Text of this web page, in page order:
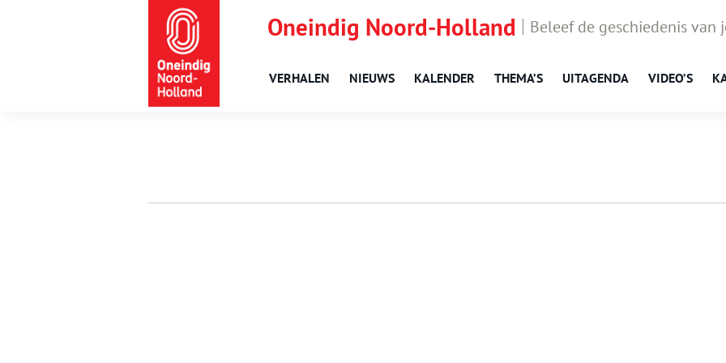
Oneindig Noord-Holland Beleef de geschiedenis van
VERHALEN NIEUWS KALENDER THEMA’S UITAGENDA VIDEO’S